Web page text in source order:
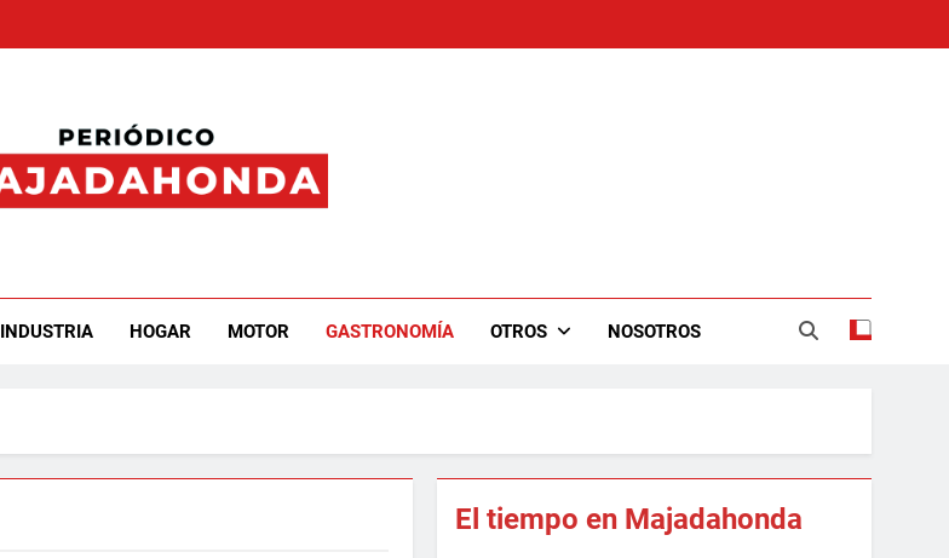
INDUSTRIA HOGAR MOTOR GASTRONOMÍA OTROS NOSOTROS
El tiempo en Majadahonda